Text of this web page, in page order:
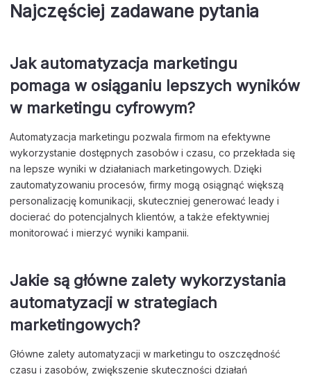
Najczęściej zadawane pytania
Jak automatyzacja marketingu
pomaga w osiąganiu lepszych wyników
w marketingu cyfrowym?
Automatyzacja marketingu pozwala firmom na efektywne
wykorzystanie dostępnych zasobów i czasu, co przekłada się
na lepsze wyniki w działaniach marketingowych. Dzięki
zautomatyzowaniu procesów, firmy mogą osiągnąć większą
personalizację komunikacji, skuteczniej generować leady i
docierać do potencjalnych klientów, a także efektywniej
monitorować i mierzyć wyniki kampanii.
Jakie są główne zalety wykorzystania
automatyzacji w strategiach
marketingowych?
Główne zalety automatyzacji w marketingu to oszczędność
czasu i zasobów, zwiększenie skuteczności działań